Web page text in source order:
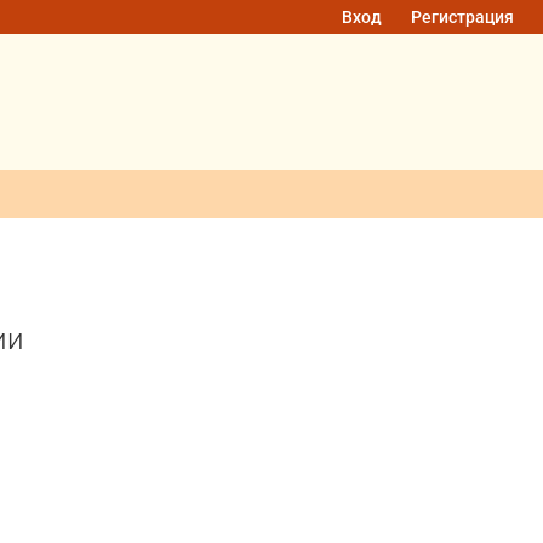
Вход Регистрация